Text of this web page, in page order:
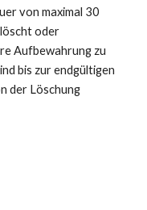
von maximal 30
oder
Aufbewahrung zu
bis zur endgültigen
der Löschung